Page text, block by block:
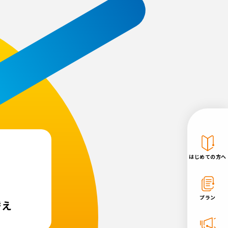
はじめての方へ
プラン